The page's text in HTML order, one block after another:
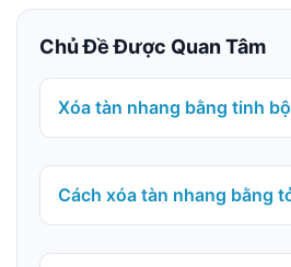
Chủ Đề Được Quan Tâm
Xóa tàn nhang bằng tinh
Cách xóa tàn nhang bằng